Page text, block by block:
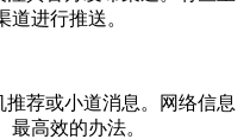
进行推送。
荐或小道消息。网络信息
高效的办法。